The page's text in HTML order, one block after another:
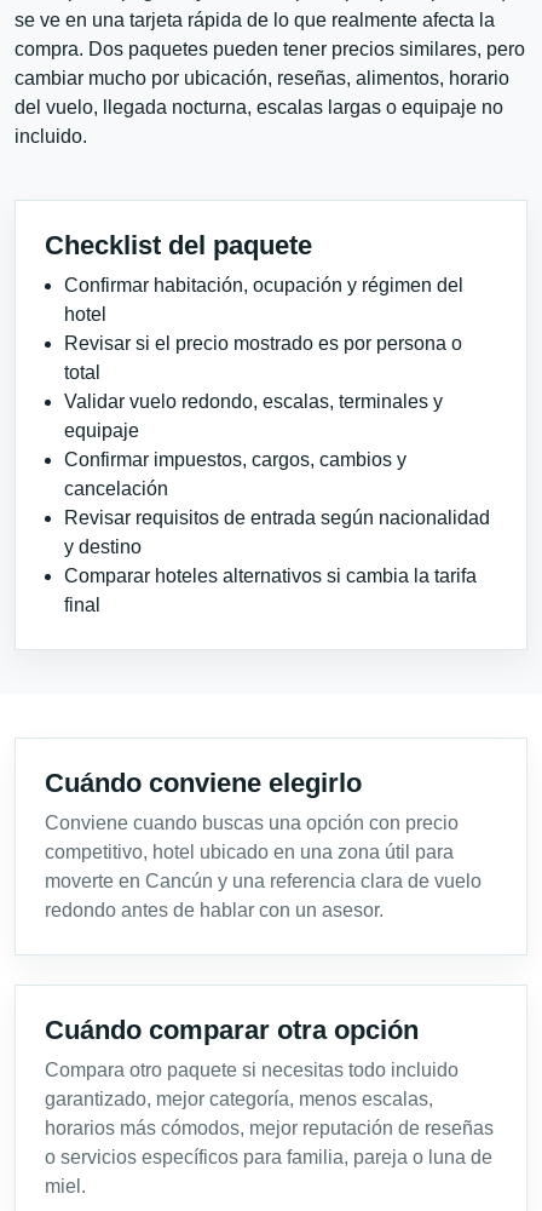
se ve en una tarjeta rápida de lo que realmente afecta la
compra. Dos paquetes pueden tener precios similares, pero
cambiar mucho por ubicación, reseñas, alimentos, horario
del vuelo, llegada nocturna, escalas largas o equipaje no
incluido.
Checklist del paquete
Confirmar habitación, ocupación y régimen del
hotel
Revisar si el precio mostrado es por persona o
total
Validar vuelo redondo, escalas, terminales y
equipaje
Confirmar impuestos, cargos, cambios y
cancelación
Revisar requisitos de entrada según nacionalidad
y destino
Comparar hoteles alternativos si cambia la tarifa
final
Cuándo conviene elegirlo
Conviene cuando buscas una opción con precio
competitivo, hotel ubicado en una zona útil para
moverte en Cancún y una referencia clara de vuelo
redondo antes de hablar con un asesor.
Cuándo comparar otra opción
Compara otro paquete si necesitas todo incluido
garantizado, mejor categoría, menos escalas,
horarios más cómodos, mejor reputación de reseñas
o servicios específicos para familia, pareja o luna de
miel.